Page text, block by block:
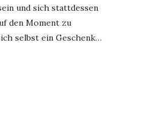
und sich stattdessen
den Moment zu
selbst ein Geschenk…